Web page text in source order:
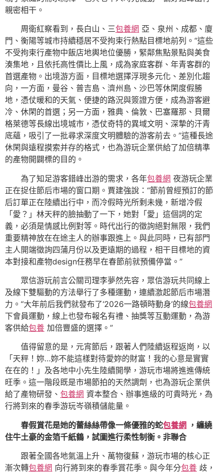
親密相干。
周衛紅察看到，長白山、三包養網 亞、泉州、成都、廈
門、衡陽等城市持續穩居不受拘束行熱點目標地前列。“這些
不受拘束行產物中飯店地輿地位優勝，緊鄰焦點景點與美食
湊集地，且依托高性價比上風，成為家庭客群、年青客群的
首選產物。出境游方面，目標地選擇浮現多元化、差別化趨
向，一方面，曼谷、普吉島、濟州島、沙巴等休閑度假勝
地，憑仗暖和的天氣、便捷的路況與簽證方便，成為游客避
冷、休閑的首選；另一方面，雅典、倫敦、巴塞羅那、貝爾
格萊德等長線出境城市，憑仗奇特的異域文明、深摯的汗青
底蘊，吸引了一批尋求深度文明體驗的游客前去。”這種長途
休閑與遠程摸索并存的格式，也為游玩企業供給了加倍精準
的產物開闢標的目的。
為了知足游客錯峰出游的需求，各年包養網 夜游玩企業
正在捉住節后市場的窗口期。賈建強說：“節前曾經預訂的節
后訂單正在陸續出行中，而冷假時光所剩未幾，新增冷假
「愛？」林天秤的臉抽動了一下，她對「愛」這個詞的定
義，必須是情感比例對等。時代出行的徵詢絕對無限，我們
重要精神放在在途主人的辦事跟進上。與此同時，已有部門
主人開端徵詢四蒲月份以及更遠期的過程，相干目標地的資
本對接和產物design任務早在春節前就預備停當。”
眾信游玩前言公關司理李夢然先容，眾信游玩共同線上
及線下雙驅動的方法舉行了多種運動，連續激起節后市場潛
力。“大年前后我們就發布了‘2026一路頓時動身’的線包養網
下會員運動，線上也發布報名有禮、抽獎等互動運動，為游
客供給包養 加倍豐盛的選擇。”
值得留意的是，元宵節后，跟著人們陸續返程返崗，以
「天秤！妳…妳不能這樣對待愛妳的財富！我的心意是實實
在在的！」及各地中小先生陸續開學，游玩市場將進進傳統
旺季。這一階段既是市場節拍的天然調劑，也為游玩企業供
給了產物研發、 包養網 資本整合、辦事進級的可貴時光，為
行將到來的春季游玩岑嶺積儲能量。
春假賞花是她的蕾絲絲帶像一條優雅的蛇包養網 ，纏繞
住牛土豪的金箔千紙鶴，試圖進行柔性制衡。非聯合
跟著全國各地氣溫上升、萬物復蘇，游玩市場的核心正
漸次轉包養網 向行將到來的春季賞花季。與今年分包養 歧，